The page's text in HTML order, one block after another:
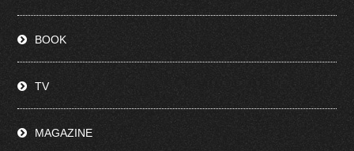
BOOK
TV
MAGAZINE